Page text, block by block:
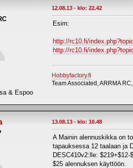
& Espoo
12.08.13 - klo: 22.42
Esim:
http://rc10.fi/
http://rc10.fi/
Hobbyfactory.fi
Team Associated, ARRMA
13.08.13 - klo: 10.48
A Mainin alennuskikka on
tapauksessa 12 taalaan ja
DESC410v2:lle:
$25 alennuksen käyttöön.